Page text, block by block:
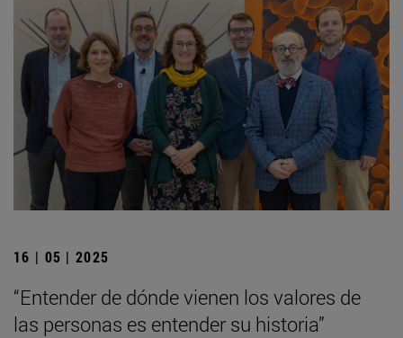
16 | 05 | 2025
“Entender de dónde vienen los valores de
las personas es entender su historia”